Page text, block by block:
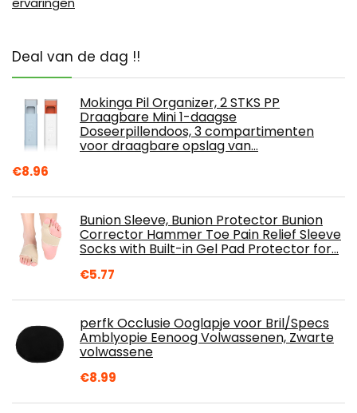
Deal van de dag !!
Mokinga Pil Organizer, 2 STKS PP
Draagbare Mini 1-daagse
Doseerpillendoos, 3 compartimenten
voor draagbare opslag van…
€8.96
Bunion Sleeve, Bunion Protector Bunion
Corrector Hammer Toe Pain Relief Sleeve
Socks with Built-in Gel Pad Protector for…
€5.77
perfk Occlusie Ooglapje voor Bril/Specs
Amblyopie Eenoog Volwassenen, Zwarte
volwassene
€8.99